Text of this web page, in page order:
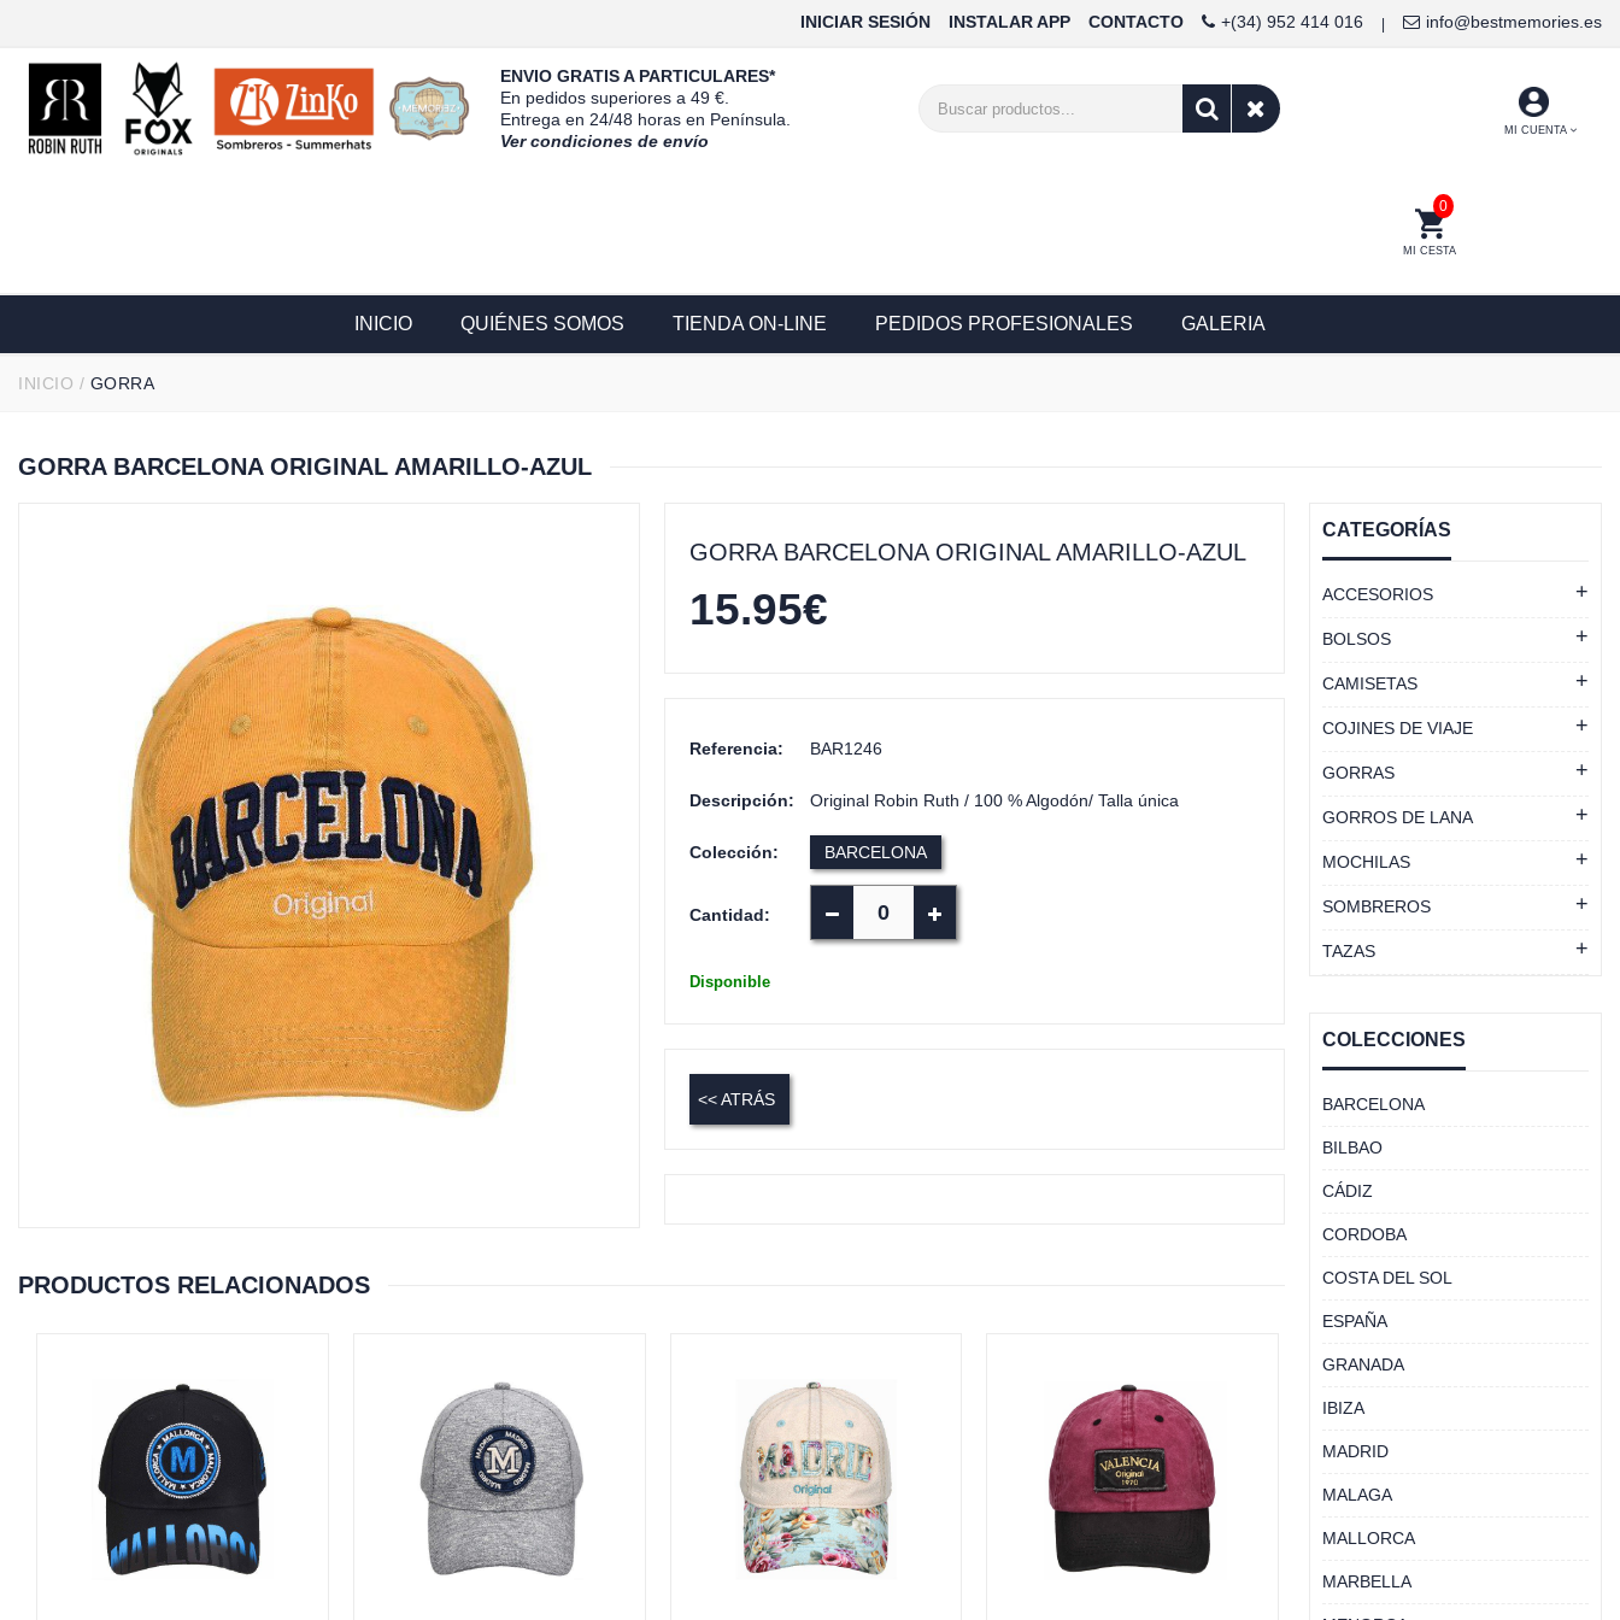
info@bestmemories.es
+(34) 952 414 016
CONTACTO
INSTALAR APP
INICIAR SESIÓN
ENVIO GRATIS A PARTICULARES*
En pedidos superiores a 49 €.
Entrega en 24/48 horas en Península.
Ver condiciones de envío
MI CUENTA
MI CESTA
0
INICIO QUIÉNES SOMOS TIENDA ON-LINE PEDIDOS PROFESIONALES GALERIA
INICIO / GORRA
GORRA BARCELONA ORIGINAL AMARILLO-AZUL
GORRA BARCELONA ORIGINAL AMARILLO-AZUL
15.95€
Referencia: BAR1246
Descripción: Original Robin Ruth / 100 % Algodón/ Talla única
Colección: BARCELONA
Cantidad:
Disponible
<< ATRÁS
PRODUCTOS RELACIONADOS
CATEGORÍAS
ACCESORIOS
BOLSOS
CAMISETAS
COJINES DE VIAJE
GORRAS
GORROS DE LANA
MOCHILAS
SOMBREROS
TAZAS
COLECCIONES
BARCELONA
BILBAO
CÁDIZ
CORDOBA
COSTA DEL SOL
ESPAÑA
GRANADA
IBIZA
MADRID
MALAGA
MALLORCA
MARBELLA